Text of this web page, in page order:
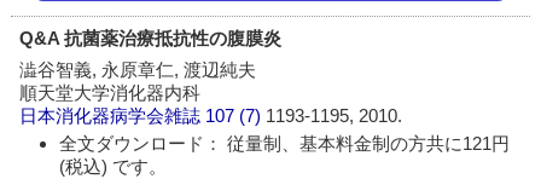
Q&A 抗菌薬治療抵抗性の腹膜炎
澁谷智義, 永原章仁, 渡辺純夫
順天堂大学消化器内科
日本消化器病学会雑誌 107 (7) 1193-1195, 2010.
全文ダウンロード： 従量制、基本料金制の方共に121円
(税込) です。